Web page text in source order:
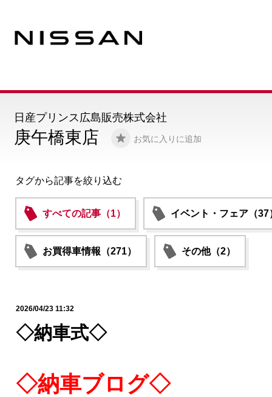
庚午橋東店 お気に入りに追加
日産プリンス広島販売株式会社
タグから記事を絞り込む
すべての記事（1） イベント・フェア（37
お買得車情報（271） その他（2）
2026/04/23 11:32
◇納車式◇
◇納車ブログ◇